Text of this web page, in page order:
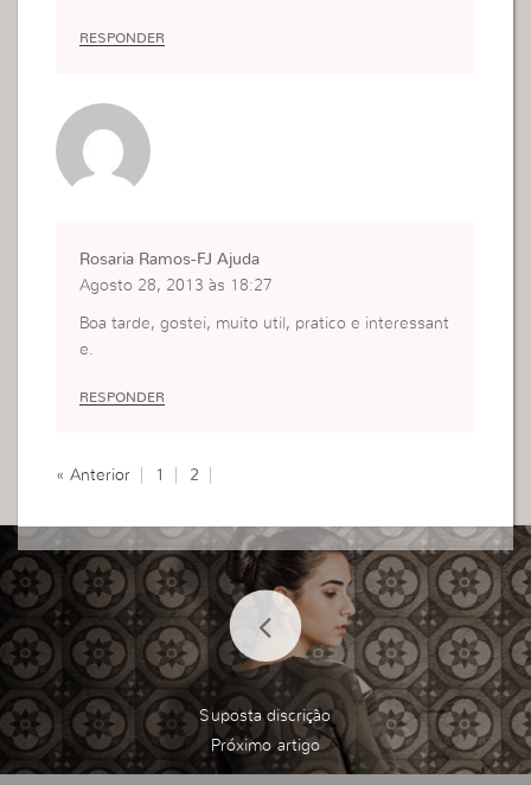
RESPONDER
Rosaria Ramos-FJ Ajuda
Agosto 28, 2013 às 18:27
Boa tarde, gostei, muito util, pratico e interessant
e.
RESPONDER
« Anterior 1 2
Suposta discrição